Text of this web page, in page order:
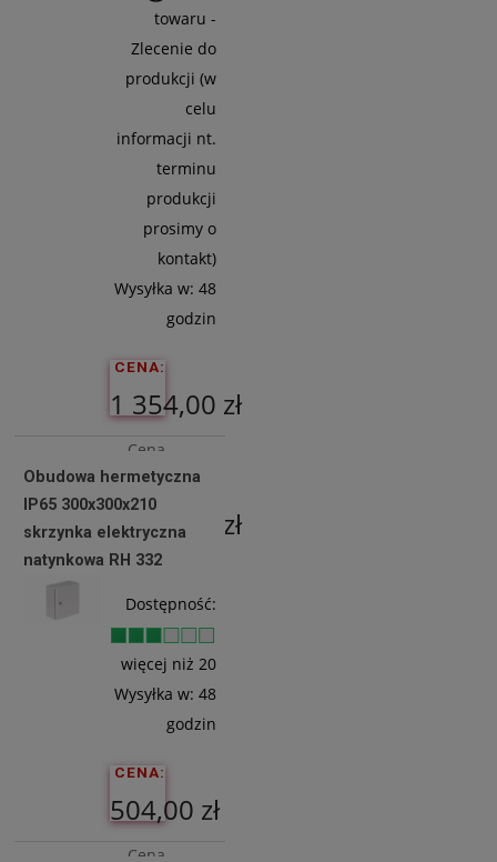
towaru -
Zlecenie do
produkcji (w
celu
informacji nt.
terminu
produkcji
prosimy o
kontakt)
Wysyłka w: 48
godzin
CENA:
1 354,00 zł
Cena
netto:
1 100,81 zł
Do
Obudowa hermetyczna
IP65 300x300x210
skrzynka elektryczna
natynkowa RH 332
Dostępność:
więcej niż 20
Wysyłka w: 48
godzin
CENA:
504,00 zł
Cena